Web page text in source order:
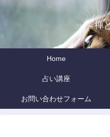
禅
Home
占い講座
お問い合わせフォーム